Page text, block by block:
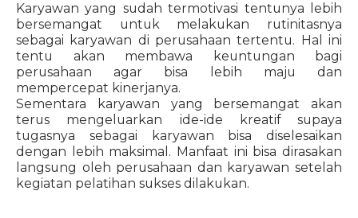
Karyawan yang sudah termotivasi tentunya lebih
bersemangat untuk melakukan rutinitasnya
sebagai karyawan di perusahaan tertentu. Hal ini
tentu akan membawa keuntungan bagi
perusahaan agar bisa lebih maju dan
mempercepat kinerjanya.
Sementara karyawan yang bersemangat akan
terus mengeluarkan ide-ide kreatif supaya
tugasnya sebagai karyawan bisa diselesaikan
dengan lebih maksimal. Manfaat ini bisa dirasakan
langsung oleh perusahaan dan karyawan setelah
kegiatan pelatihan sukses dilakukan.